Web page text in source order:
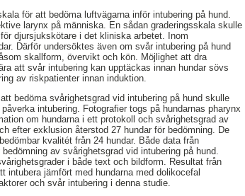
för att bedöma luftvägarna inför intubering på hund.
larynx på människa. En sådan graderingsskala skulle
djursjukskötare i det kliniska arbetet. Inom
Därför undersöktes även om svår intubering på hund
skallform, övervikt och kön. Möjlighet att dra
att svår intubering kan upptäckas innan hundar sövs
av riskpatienter innan induktion.
bedöma svårighetsgrad vid intubering på hund skulle
intubering. Fotografier togs på hundarnas pharynx
om hundarna i ett protokoll och svårighetsgrad av
efter exklusion återstod 27 hundar för bedömning. De
kvalitét från 24 hundar. Både data från
av svårighetsgrad vid intubering på hund.
i både text och bildform. Resultat från
jämfört med hundarna med dolikocefal
och svår intubering i denna studie.